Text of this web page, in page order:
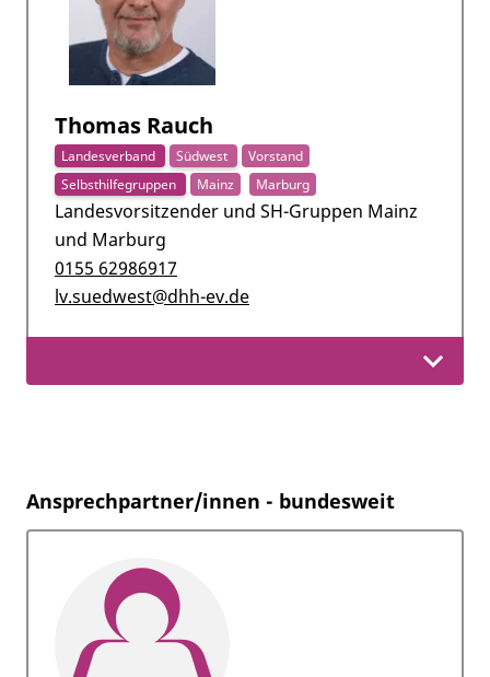
Thomas Rauch
Landesverband Südwest
Vorstand
Selbsthilfegruppen
Mainz Marburg
Landesvorsitzender und SH-Gruppen Mainz
und Marburg
0155 62986917
lv.suedwest@dhh-ev.de
Ansprechpartner/innen - bundesweit